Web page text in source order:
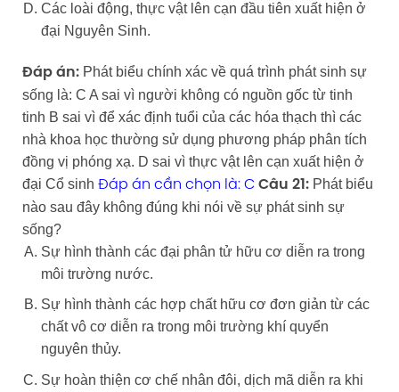
Các loài động, thực vật lên cạn đầu tiên xuất hiện ở
đại Nguyên Sinh.
Đáp án:Phát biểu chính xác về quá trình phát sinh sự
sống là: C A sai vì người không có nguồn gốc từ tinh
tinh B sai vì để xác định tuổi của các hóa thạch thì các
nhà khoa học thường sử dụng phương pháp phân tích
đồng vị phóng xạ. D sai vì thực vật lên cạn xuất hiện ở
đại Cổ sinh Đáp án cần chọn là: C Câu 21:Phát biểu
nào sau đây không đúng khi nói về sự phát sinh sự
sống?
Sự hình thành các đại phân tử hữu cơ diễn ra trong
môi trường nước.
Sự hình thành các hợp chất hữu cơ đơn giản từ các
chất vô cơ diễn ra trong môi trường khí quyển
nguyên thủy.
Sự hoàn thiện cơ chế nhân đôi, dịch mã diễn ra khi